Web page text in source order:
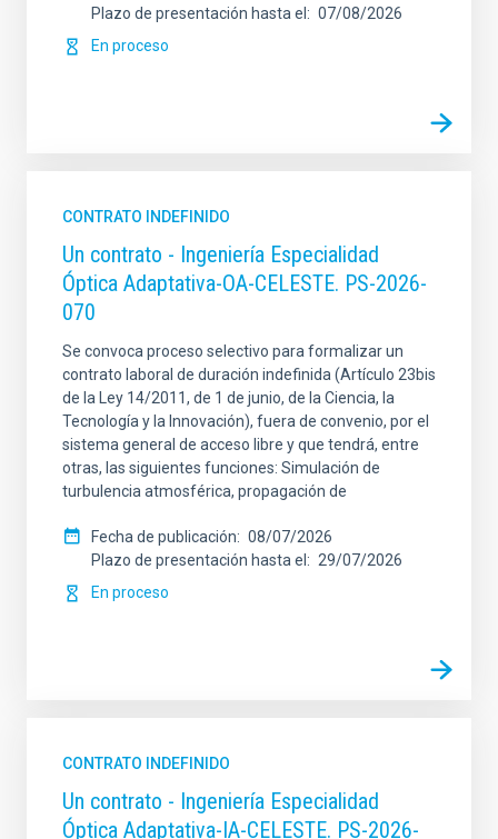
Plazo de presentación hasta el
07/08/2026
En proceso
CONTRATO INDEFINIDO
Un contrato - Ingeniería Especialidad
Óptica Adaptativa-OA-CELESTE. PS-2026-
070
Se convoca proceso selectivo para formalizar un
contrato laboral de duración indefinida (Artículo 23bis
de la Ley 14/2011, de 1 de junio, de la Ciencia, la
Tecnología y la Innovación), fuera de convenio, por el
sistema general de acceso libre y que tendrá, entre
otras, las siguientes funciones: Simulación de
turbulencia atmosférica, propagación de
Fecha de publicación
08/07/2026
Plazo de presentación hasta el
29/07/2026
En proceso
CONTRATO INDEFINIDO
Un contrato - Ingeniería Especialidad
Óptica Adaptativa-IA-CELESTE. PS-2026-